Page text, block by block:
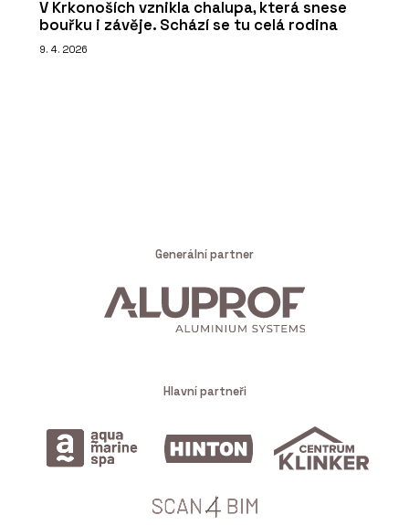
V Krkonoších vznikla chalupa, která snese
bouřku i závěje. Schází se tu celá rodina
9. 4. 2026
Generální partner
Hlavní partneři